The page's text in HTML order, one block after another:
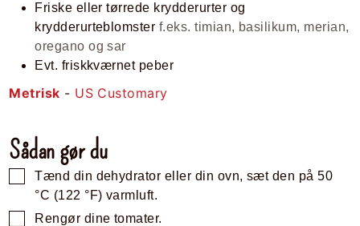
Friske eller tørrede krydderurter og
krydderurteblomster f.eks. timian, basilikum, merian,
oregano og sar
Evt. friskkværnet peber
Metrisk - US Customary
Sådan gør du
Tænd din dehydrator eller din ovn, sæt den på50
°C (122 °F) varmluft.
Rengør dine tomater.